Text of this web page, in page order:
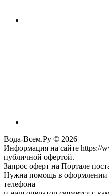
Вода-Всем.Ру © 2026
Информация на сайте https://
публичной офертой.
Запрос оферт на Портале
Нужна помощь в оформлении
телефона